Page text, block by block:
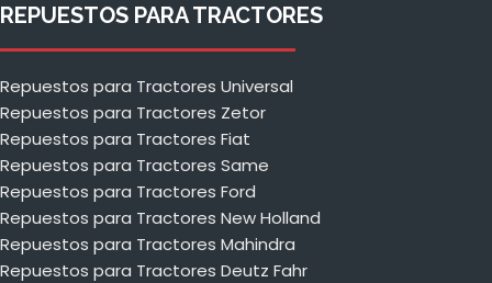
REPUESTOS PARA TRACTORES
Repuestos para Tractores Universal
Repuestos para Tractores Zetor
Repuestos para Tractores Fiat
Repuestos para Tractores Same
Repuestos para Tractores Ford
Repuestos para Tractores New Holland
Repuestos para Tractores Mahindra
Repuestos para Tractores Deutz Fahr